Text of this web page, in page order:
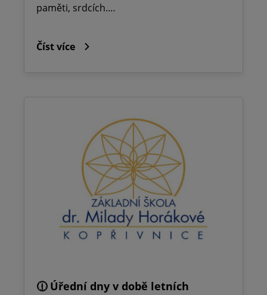
paměti, srdcích.…
Číst více
🕧 Úřední dny v době letních